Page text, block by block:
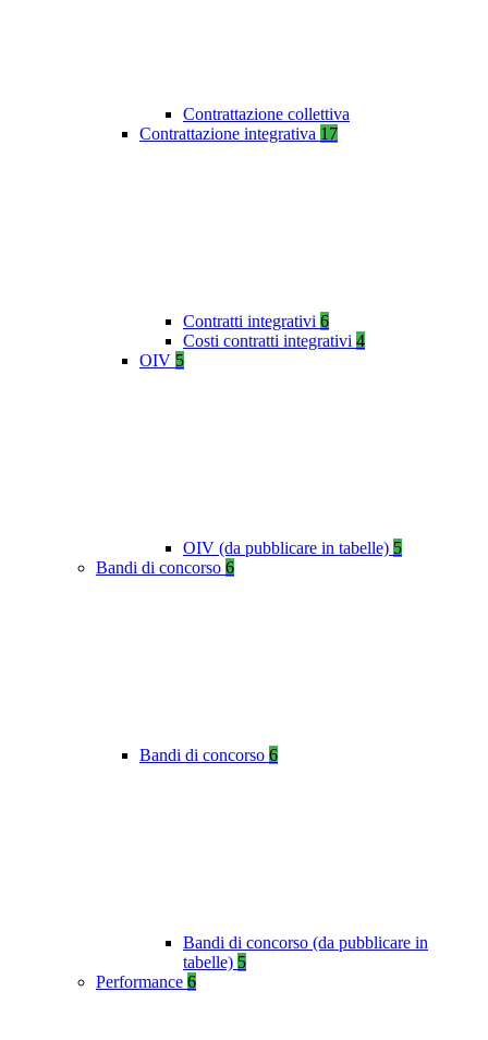
Contrattazione collettiva
Contrattazione integrativa 17
Contratti integrativi 6
Costi contratti integrativi 4
OIV 5
OIV (da pubblicare in tabelle) 5
Bandi di concorso 6
Bandi di concorso 6
Bandi di concorso (da pubblicare in
tabelle) 5
Performance 6